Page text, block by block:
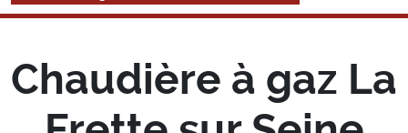
Chaudière à gaz La